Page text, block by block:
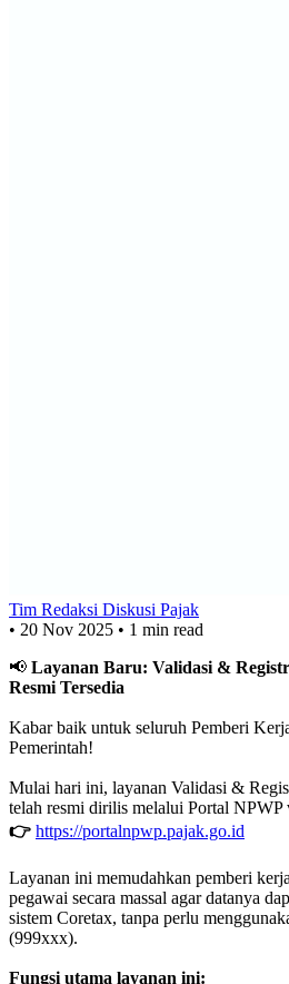
Tim Redaksi Diskusi Pajak
• 20 Nov 2025 • 1 min read
📢 Layanan Baru: Validasi &
Resmi Tersedia
Kabar baik untuk seluruh Pemberi
Pemerintah!
Mulai hari ini, layanan Validasi &
telah resmi dirilis melalui Portal NPWP
👉 https://portalnpwp.pajak.go.id
Layanan ini memudahkan pemberi
pegawai secara massal agar datanya
sistem Coretax, tanpa perlu
(999xxx).
Fungsi utama layanan ini: